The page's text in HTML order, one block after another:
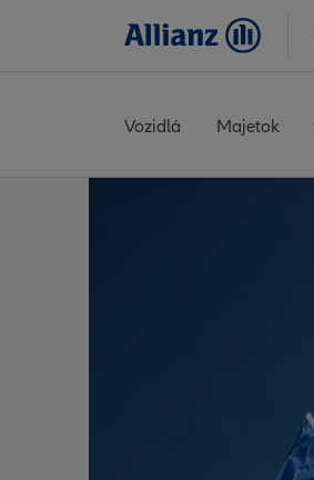
Vozidlá Majetok